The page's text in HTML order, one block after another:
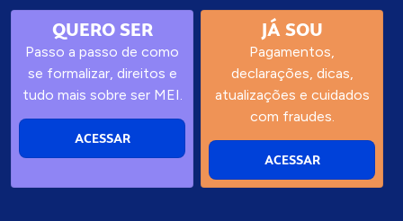
QUERO SER
Passo a passo de como
se formalizar, direitos e
tudo mais sobre ser MEI.
ACESSAR
JÁ SOU
Pagamentos,
declarações, dicas,
atualizações e cuidados
com fraudes.
ACESSAR